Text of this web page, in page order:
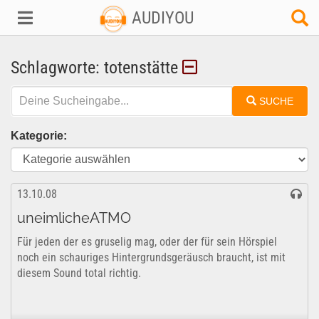
AUDIYOU
Schlagworte: totenstätte
SUCHE
Kategorie:
13.10.08
uneimlicheATMO
Für jeden der es gruselig mag, oder der für sein Hörspiel
noch ein schauriges Hintergrundsgeräusch braucht, ist mit
diesem Sound total richtig.